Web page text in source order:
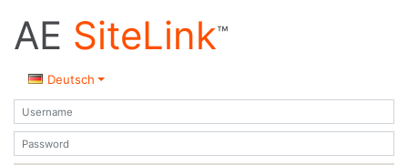
AE SiteLink™
Deutsch
Benutzername
Passwort